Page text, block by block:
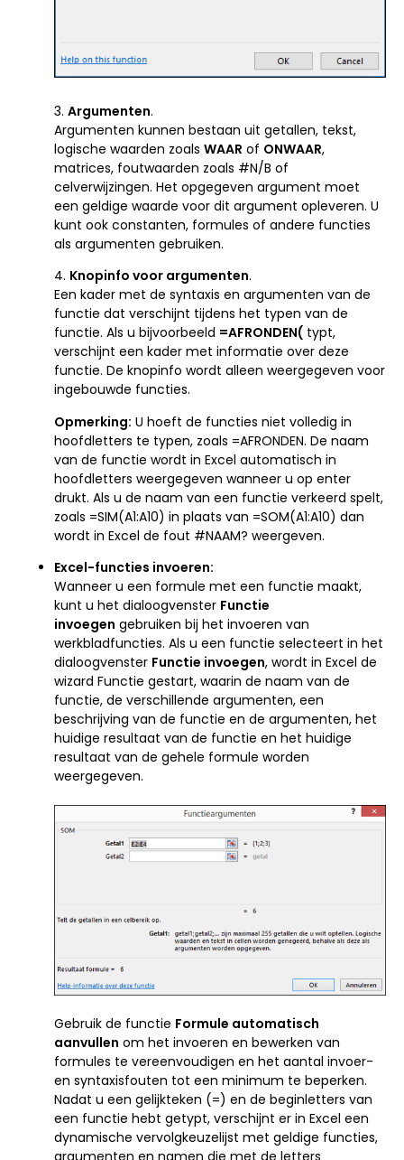
3. Argumenten.
Argumenten kunnen bestaan uit getallen, tekst,
logische waarden zoals WAAR of ONWAAR,
matrices, foutwaarden zoals #N/B of
celverwijzingen. Het opgegeven argument moet
een geldige waarde voor dit argument opleveren. U
kunt ook constanten, formules of andere functies
als argumenten gebruiken.
4. Knopinfo voor argumenten.
Een kader met de syntaxis en argumenten van de
functie dat verschijnt tijdens het typen van de
functie. Als u bijvoorbeeld =AFRONDEN( typt,
verschijnt een kader met informatie over deze
functie. De knopinfo wordt alleen weergegeven voor
ingebouwde functies.
Opmerking: U hoeft de functies niet volledig in
hoofdletters te typen, zoals =AFRONDEN. De naam
van de functie wordt in Excel automatisch in
hoofdletters weergegeven wanneer u op enter
drukt. Als u de naam van een functie verkeerd spelt,
zoals =SIM(A1:A10) in plaats van =SOM(A1:A10) dan
wordt in Excel de fout #NAAM? weergeven.
Excel-functies invoeren:
Wanneer u een formule met een functie maakt,
kunt u het dialoogvenster Functie
invoegen gebruiken bij het invoeren van
werkbladfuncties. Als u een functie selecteert in het
dialoogvenster Functie invoegen, wordt in Excel de
wizard Functie gestart, waarin de naam van de
functie, de verschillende argumenten, een
beschrijving van de functie en de argumenten, het
huidige resultaat van de functie en het huidige
resultaat van de gehele formule worden
weergegeven.
Gebruik de functie Formule automatisch
aanvullen om het invoeren en bewerken van
formules te vereenvoudigen en het aantal invoer-
en syntaxisfouten tot een minimum te beperken.
Nadat u een gelijkteken (=) en de beginletters van
een functie hebt getypt, verschijnt er in Excel een
dynamische vervolgkeuzelijst met geldige functies,
argumenten en namen die met de letters